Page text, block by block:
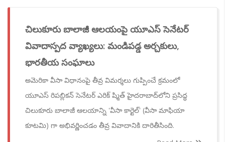
చిలుకూరు బాలాజీ ఆలయంపై యూఎస్ సెనేటర్
వివాదాస్పద వ్యాఖ్యలు: మండిపడ్డ అర్చకులు,
భారతీయ సంఘాలు
అమెరికా వీసా విధానంపై తీవ్ర విమర్శలు గుప్పించే క్రమంలో
యూఎస్ రిపబ్లికన్ సెనేటర్ ఎరిక్ ష్మిత్ హైదరాబాద్‌లోని ప్రసిద్ధ
చిలుకూరు బాలాజీ ఆలయాన్ని 'వీసా కార్టెల్' (వీసా మాఫియా
కూటమి) గా అభివర్ణించడం తీవ్ర వివాదానికి దారితీసింది.